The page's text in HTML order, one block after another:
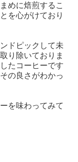
めに焙煎するこ
を心がけており
ドピックして未
り除いておりま
たコーヒーです
の良さがわかっ
を味わってみて